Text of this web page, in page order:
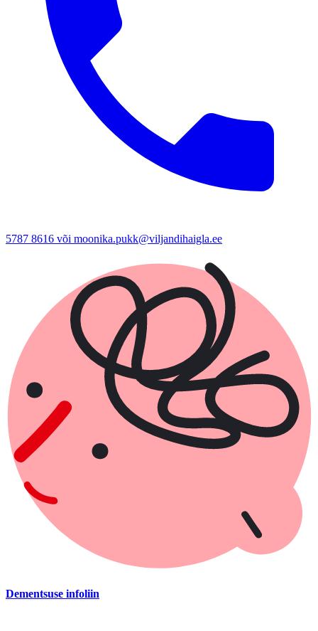
5787 8616 või moonika.pukk@viljandihaigla.ee
Dementsuse infoliin